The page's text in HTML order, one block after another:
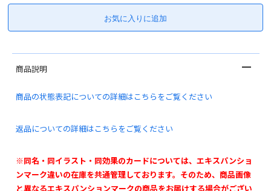
商品説明
商品の状態表記についての詳細はこちらをご覧ください
返品についての詳細はこちらをご覧ください
※同名・同イラスト・同効果のカードについては、エキスパンショ
ンマーク違いの在庫を共通管理しております。そのため、商品画像
と異なるエキスパンションマークの商品をお届けする場合がござい